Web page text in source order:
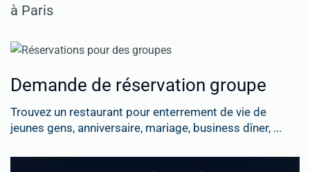
à Paris
Demande de réservation groupe
Trouvez un restaurant pour enterrement de vie de
jeunes gens, anniversaire, mariage, business dîner, ...